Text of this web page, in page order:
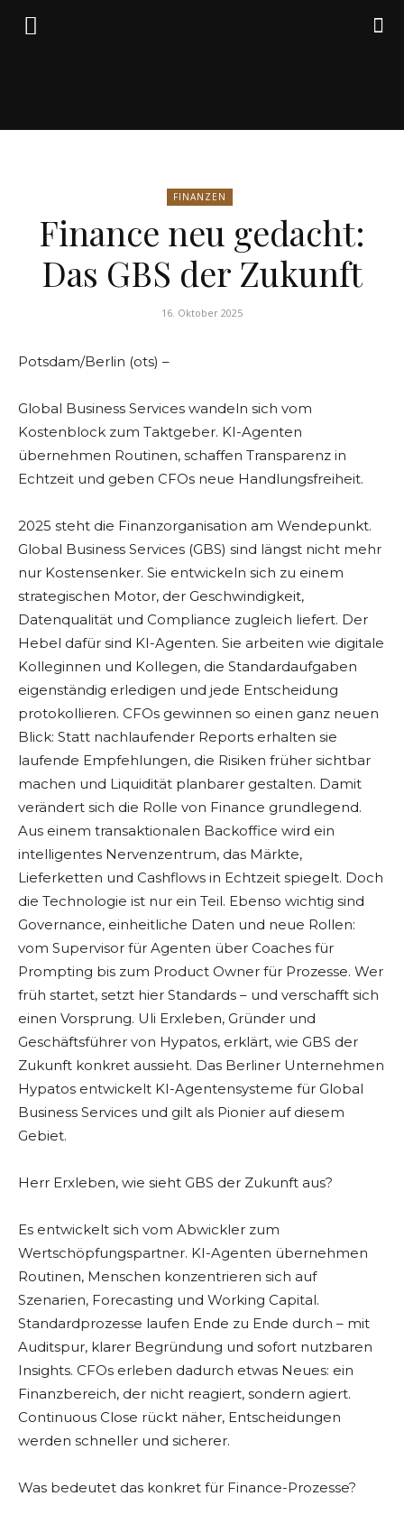
Friedrich
von
Weik
FINANZEN
Finance neu gedacht:
Das GBS der Zukunft
16. Oktober 2025
Potsdam/Berlin (ots) –
Global Business Services wandeln sich vom
Kostenblock zum Taktgeber. KI-Agenten
übernehmen Routinen, schaffen Transparenz in
Echtzeit und geben CFOs neue Handlungsfreiheit.
2025 steht die Finanzorganisation am Wendepunkt.
Global Business Services (GBS) sind längst nicht mehr
nur Kostensenker. Sie entwickeln sich zu einem
strategischen Motor, der Geschwindigkeit,
Datenqualität und Compliance zugleich liefert. Der
Hebel dafür sind KI-Agenten. Sie arbeiten wie digitale
Kolleginnen und Kollegen, die Standardaufgaben
eigenständig erledigen und jede Entscheidung
protokollieren. CFOs gewinnen so einen ganz neuen
Blick: Statt nachlaufender Reports erhalten sie
laufende Empfehlungen, die Risiken früher sichtbar
machen und Liquidität planbarer gestalten. Damit
verändert sich die Rolle von Finance grundlegend.
Aus einem transaktionalen Backoffice wird ein
intelligentes Nervenzentrum, das Märkte,
Lieferketten und Cashflows in Echtzeit spiegelt. Doch
die Technologie ist nur ein Teil. Ebenso wichtig sind
Governance, einheitliche Daten und neue Rollen:
vom Supervisor für Agenten über Coaches für
Prompting bis zum Product Owner für Prozesse. Wer
früh startet, setzt hier Standards – und verschafft sich
einen Vorsprung. Uli Erxleben, Gründer und
Geschäftsführer von Hypatos, erklärt, wie GBS der
Zukunft konkret aussieht. Das Berliner Unternehmen
Hypatos entwickelt KI-Agentensysteme für Global
Business Services und gilt als Pionier auf diesem
Gebiet.
Herr Erxleben, wie sieht GBS der Zukunft aus?
Es entwickelt sich vom Abwickler zum
Wertschöpfungspartner. KI-Agenten übernehmen
Routinen, Menschen konzentrieren sich auf
Szenarien, Forecasting und Working Capital.
Standardprozesse laufen Ende zu Ende durch – mit
Auditspur, klarer Begründung und sofort nutzbaren
Insights. CFOs erleben dadurch etwas Neues: ein
Finanzbereich, der nicht reagiert, sondern agiert.
Continuous Close rückt näher, Entscheidungen
werden schneller und sicherer.
Was bedeutet das konkret für Finance-Prozesse?